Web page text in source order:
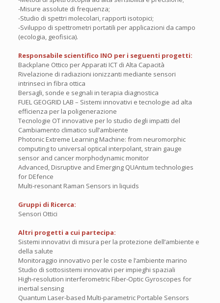
-Misure assolute di frequenza;
-Studio di spettri molecolari, rapporti isotopici;
-Sviluppo di spettrometri portatili per applicazioni da campo
(ecologia, geofisica).
Responsabile scientifico INO per i seguenti progetti:
Backplane Ottico per Apparati ICT di Alta Capacità
Rivelazione di radiazioni ionizzanti mediante sensori
intrinseci in fibra ottica
Bersagli, sonde e segnali in terapia diagnostica
FUEL GEOGRID LAB – Sistemi innovativi e tecnologie ad alta
efficienza per la poligenerazione
Tecnologie OT innovative per lo studio degli impatti del
Cambiamento climatico sull’ambiente
Photonic Extreme Learning Machine: from neuromorphic
computing to universal optical interpolant, strain gauge
sensor and cancer morphodynamic monitor
Advanced, Disruptive and Emerging QUAntum technologies
for DEfence
Multi-resonant Raman Sensors in liquids
Gruppi di Ricerca:
Sensori Ottici
Altri progetti a cui partecipa:
Sistemi innovativi di misura per la protezione dell’ambiente e
della salute
Monitoraggio innovativo per le coste e l’ambiente marino
Studio di sottosistemi innovativi per impieghi spaziali
High-resolution interferometric Fiber-Optic Gyroscopes for
inertial sensing
Quantum Laser-based Multi-parametric Portable Sensors